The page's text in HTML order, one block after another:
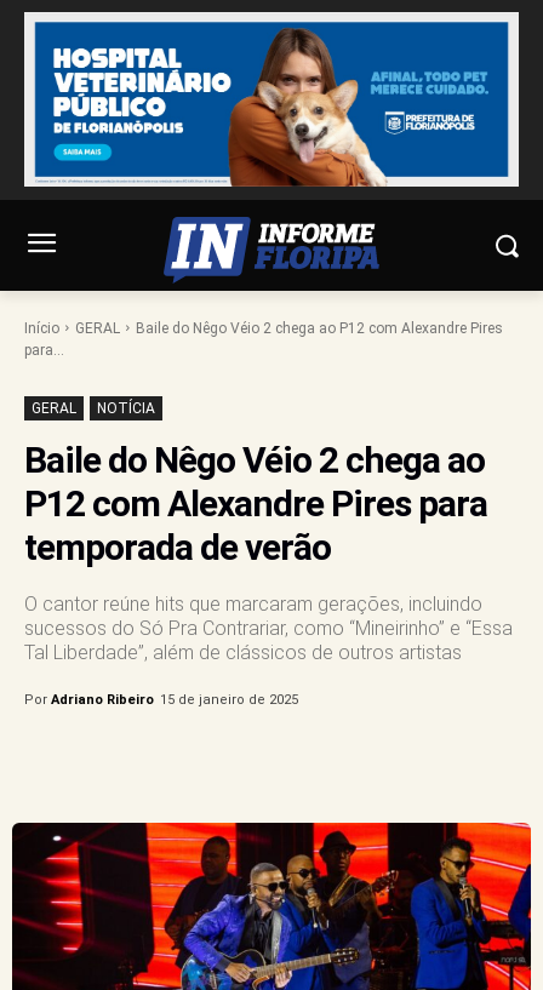
Início GERAL
Baile do Nêgo Véio 2 chega ao P12 com Alexandre Pires
para...
GERAL NOTÍCIA
Baile do Nêgo Véio 2 chega ao
P12 com Alexandre Pires para
temporada de verão
O cantor reúne hits que marcaram gerações, incluindo
sucessos do Só Pra Contrariar, como “Mineirinho” e “Essa
Tal Liberdade”, além de clássicos de outros artistas
Por Adriano Ribeiro 15 de janeiro de 2025